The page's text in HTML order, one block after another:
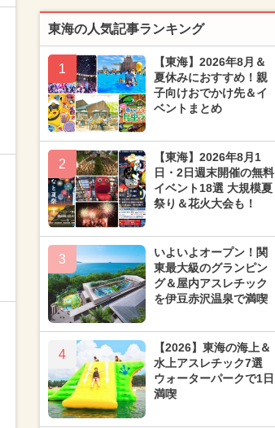
東海の人気記事ランキング
1
【東海】2026年8月＆
夏休みにおすすめ！親
子向けおでかけ先＆イ
ベントまとめ
2
【東海】2026年8月1
日・2日週末開催の無料
イベント18選 大規模夏
祭り＆花火大会も！
3
いよいよオープン！関
東最大級のグランピン
グ＆屋内アスレチック
を伊豆赤沢温泉で満喫
4
【2026】東海の海上＆
水上アスレチック7選
ウォーターパークで1日
満喫